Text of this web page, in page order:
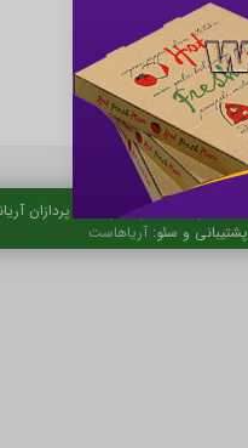
کلیه حقوق این تارنما نزد ایده پردازان
پشتیبانی و سئو: آریاهاست